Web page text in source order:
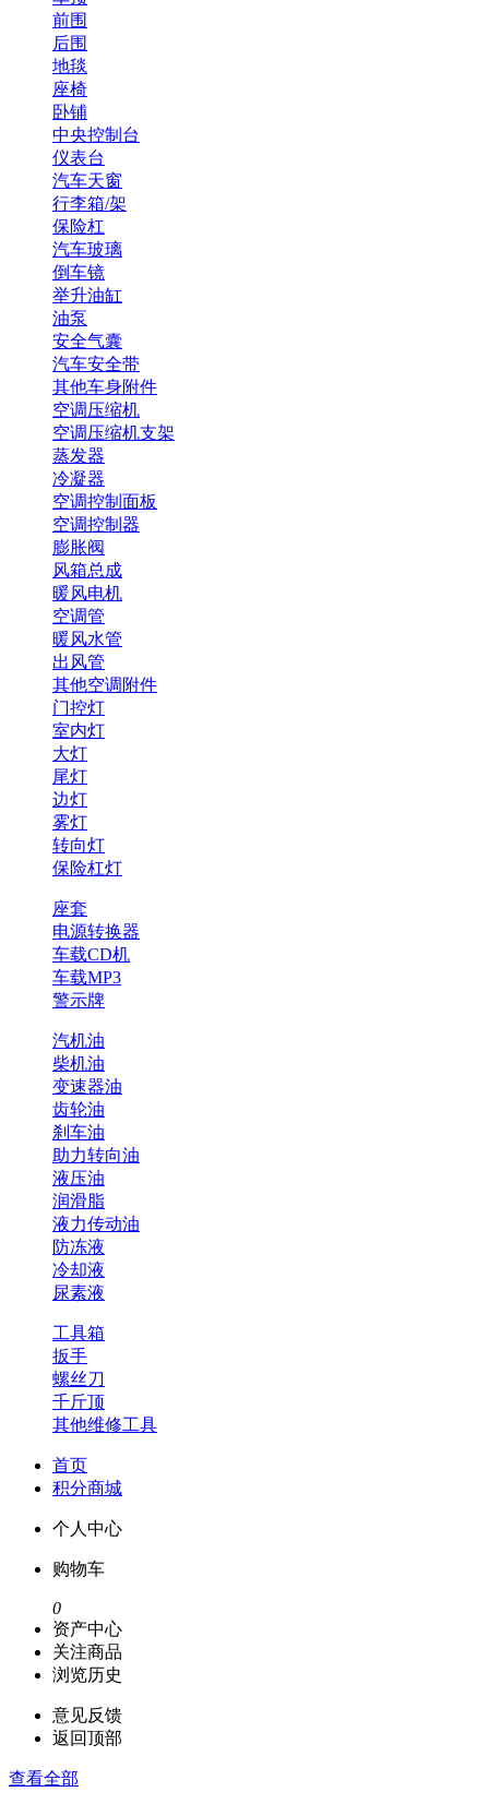
前围
后围
地毯
座椅
卧铺
中央控制台
仪表台
汽车天窗
行李箱/架
保险杠
汽车玻璃
倒车镜
举升油缸
油泵
安全气囊
汽车安全带
其他车身附件
空调压缩机
空调压缩机支架
蒸发器
冷凝器
空调控制面板
空调控制器
膨胀阀
风箱总成
暖风电机
空调管
暖风水管
出风管
其他空调附件
门控灯
室内灯
大灯
尾灯
边灯
雾灯
转向灯
保险杠灯
座套
电源转换器
车载CD机
车载MP3
警示牌
汽机油
柴机油
变速器油
齿轮油
刹车油
助力转向油
液压油
润滑脂
液力传动油
防冻液
冷却液
尿素液
工具箱
扳手
螺丝刀
千斤顶
其他维修工具
首页
积分商城
个人中心
购物车
0
资产中心
关注商品
浏览历史
意见反馈
返回顶部
查看全部